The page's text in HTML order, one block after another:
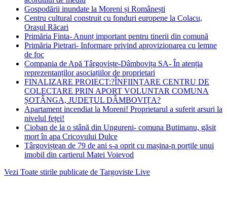
Gospodării inundate la Moreni și Românești
Centru cultural construit cu fonduri europene la Colacu,
Orașul Răcari
Primăria Finta- Anunț important pentru tinerii din comună
Primăria Pietrari- Informare privind aprovizionarea cu lemne
de foc
Compania de Apă Târgoviște-Dâmbovița SA- În atenția
reprezentanților asociațiilor de proprietari
FINALIZARE PROIECT:?ÎNFIINȚARE CENTRU DE
COLECTARE PRIN APORT VOLUNTAR COMUNA
ȘOTÂNGA, JUDEȚUL DÂMBOVIȚA?
Apartament incendiat la Moreni! Proprietarul a suferit arsuri la
nivelul feței!
Cioban de la o stână din Ungureni- comuna Butimanu, găsit
mort în apa Cricovului Dulce
Târgoviștean de 79 de ani s-a oprit cu mașina-n porțile unui
imobil din cartierul Matei Voievod
Vezi Toate stirile publicate de Targoviste Live